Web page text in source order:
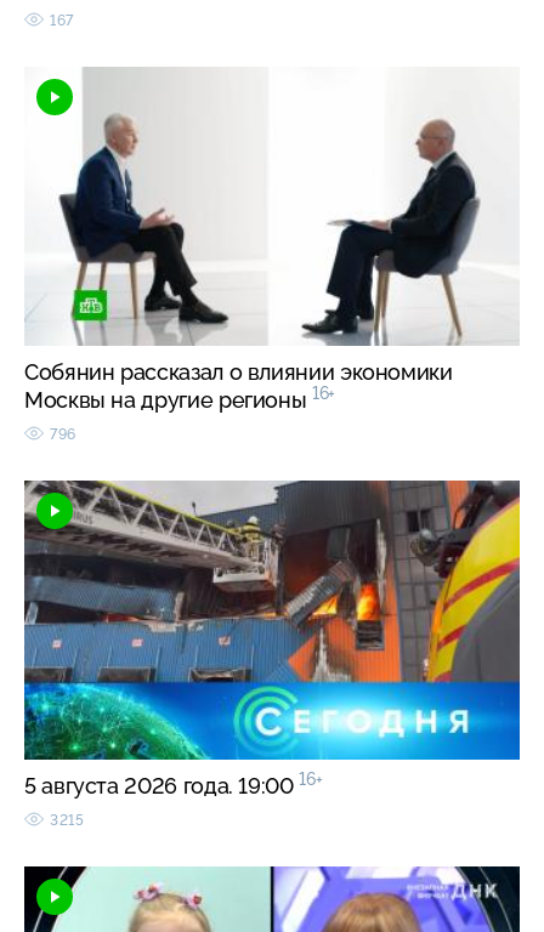
167
Собянин рассказал о влиянии экономики
Москвы на другие регионы 16+
796
5 августа 2026 года. 19:00 16+
3215